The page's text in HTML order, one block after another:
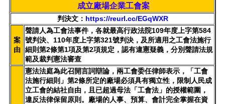
成立廠場企業工會案
判決文： https://reurl.cc/EGqWXR
案
由
聲請人為工會法事件，各就最高行政法院109年度上字第584
號判決、110年度上字第321號判決，及所適用之工會法施行
細則第2條第1項及第2項規定，認有違憲疑義，分別聲請法規
範及裁判憲法審查
憲法法庭為此召開言詞辯論，兩工會委任律師表示，「工會
法施行細則」第2條所定的廠場必須具有獨立性，限制人民成
立工會的結社自由，且已超過母法「工會法」的授權範圍，
違反法律保留原則。廠場的人事、預算、會計完全掌握在資